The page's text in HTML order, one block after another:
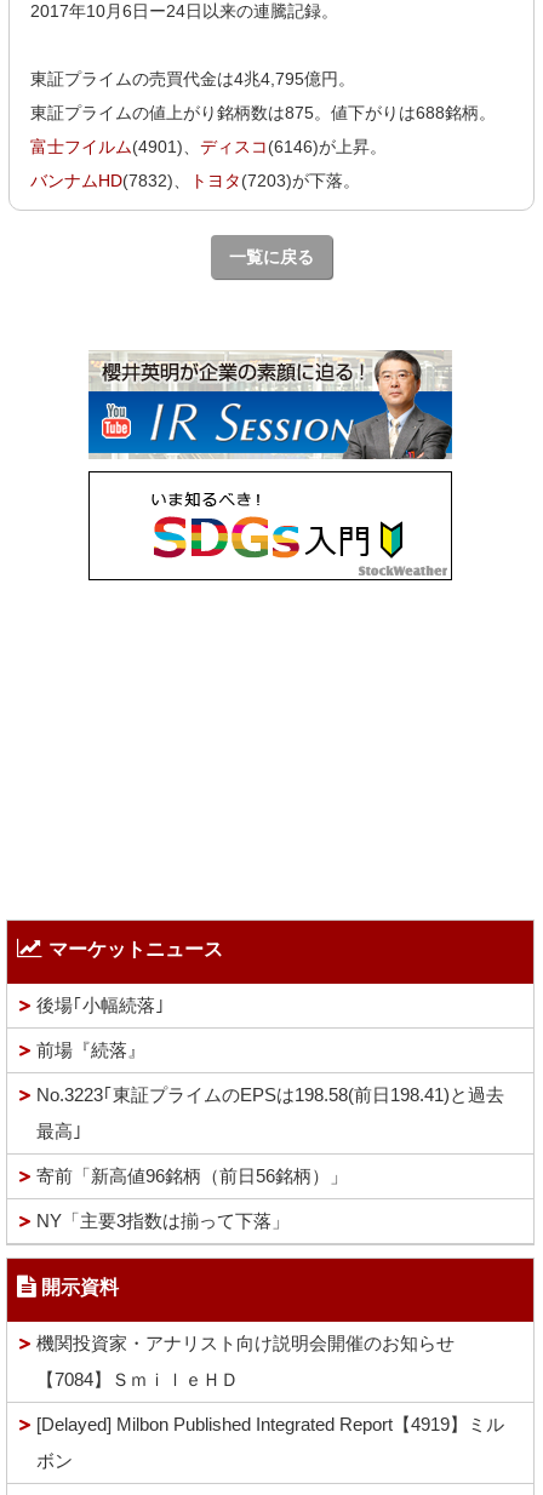
2017年10月6日ー24日以来の連騰記録。
東証プライムの売買代金は4兆4,795億円。
東証プライムの値上がり銘柄数は875。値下がりは688銘柄。
富士フイルム(4901)、ディスコ(6146)が上昇。
バンナムHD(7832)、 トヨタ(7203)が下落。
一覧に戻る
マーケットニュース
後場｢小幅続落｣
前場『続落』
No.3223｢東証プライムのEPSは198.58(前日198.41)と過去
最高｣
寄前「新高値96銘柄（前日56銘柄）」
NY「主要3指数は揃って下落」
開示資料
機関投資家・アナリスト向け説明会開催のお知らせ
【7084】ＳｍｉｌｅＨＤ
[Delayed] Milbon Published Integrated Report【4919】ミル
ボン